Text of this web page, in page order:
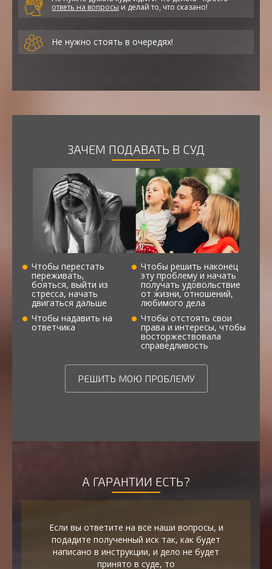
ответь на вопросы и делай то, что сказано!
Не нужно стоять в очередях!
ЗАЧЕМ ПОДАВАТЬ В СУД
Чтобы перестать
переживать,
бояться, выйти из
стресса, начать
двигаться дальше
Чтобы надавить на
ответчика
Чтобы решить наконец
эту проблему и начать
получать удовольствие
от жизни, отношений,
любимого дела
Чтобы отстоять свои
права и интересы, чтобы
восторжествовала
справедливость
РЕШИТЬ МОЮ ПРОБЛЕМУ
А ГАРАНТИИ ЕСТЬ?
Если вы ответите на все наши вопросы, и
подадите полученный иск так, как будет
написано в инструкции, и дело не будет
принято в суде, то